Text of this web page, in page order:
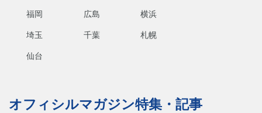
福岡 広島 横浜
埼玉 千葉 札幌
仙台
オフィシルマガジン特集・記事